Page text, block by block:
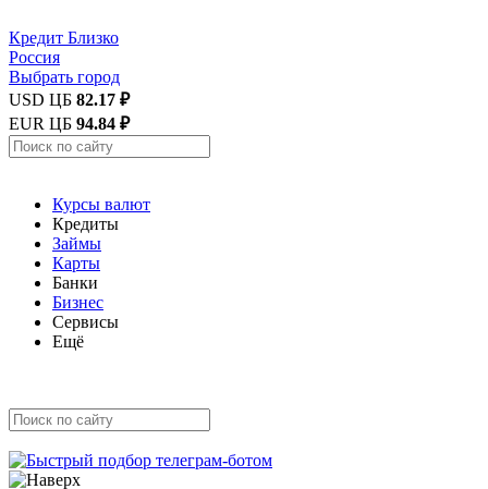
Кредит Близко
Россия
Выбрать город
USD ЦБ 82.17 ₽
EUR ЦБ 94.84 ₽
Курсы валют
Кредиты
Займы
Карты
Банки
Бизнес
Сервисы
Ещё